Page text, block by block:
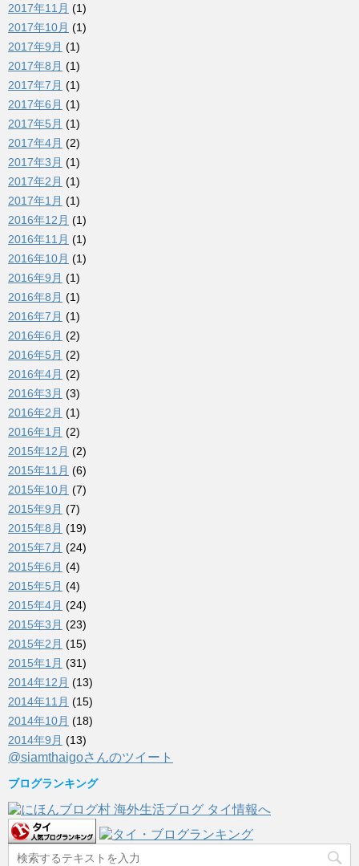
2017年11月 (1)
2017年10月 (1)
2017年9月 (1)
2017年8月 (1)
2017年7月 (1)
2017年6月 (1)
2017年5月 (1)
2017年4月 (2)
2017年3月 (1)
2017年2月 (1)
2017年1月 (1)
2016年12月 (1)
2016年11月 (1)
2016年10月 (1)
2016年9月 (1)
2016年8月 (1)
2016年7月 (1)
2016年6月 (2)
2016年5月 (2)
2016年4月 (2)
2016年3月 (3)
2016年2月 (1)
2016年1月 (2)
2015年12月 (2)
2015年11月 (6)
2015年10月 (7)
2015年9月 (7)
2015年8月 (19)
2015年7月 (24)
2015年6月 (4)
2015年5月 (4)
2015年4月 (24)
2015年3月 (23)
2015年2月 (15)
2015年1月 (31)
2014年12月 (13)
2014年11月 (15)
2014年10月 (18)
2014年9月 (13)
@siamthaigoさんのツイート
ブログランキング